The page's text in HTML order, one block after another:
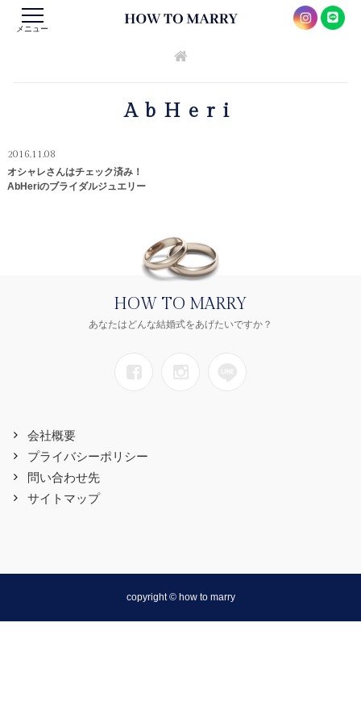
メニュー
AbHeri
2016.11.08
オシャレさんはチェック済み！
AbHeriのブライダルジュエリー
HOW TO MARRY
あなたはどんな結婚式をあげたいですか？
会社概要
プライバシーポリシー
問い合わせ先
サイトマップ
copyright © how to marry